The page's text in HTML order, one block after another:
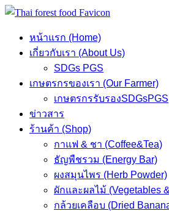
Skip
contentหน้าแรก (Home)
เกี่ยวกับเรา (About Us)
SDGs PGS
เกษตรกรของเรา (Our Farmer)
เกษตรกรรับรองSDGsPGS
ข่าวสาร
ร้านค้า (Shop)
กาแฟ & ชา (Coffee&Tea)
ธัญพืชรวม (Energy Bar)
ผงสมุนไพร (Herb Powder)
ผักและผลไม้ (Vegetables
กล้วยเคลือบ (Dried